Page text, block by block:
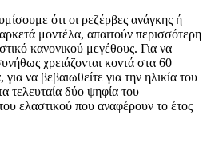
ότι οι ρεζέρβες ανάγκης ή
μοντέλα, απαιτούν περισσότερη
κανονικού μεγέθους. Για να
χρειάζονται κοντά στα 60
να βεβαιωθείτε για την ηλικία του
τελευταία δύο ψηφία του
ελαστικού που αναφέρουν το έτος